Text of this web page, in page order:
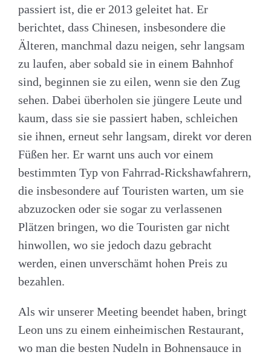
passiert ist, die er 2013 geleitet hat. Er
berichtet, dass Chinesen, insbesondere die
Älteren, manchmal dazu neigen, sehr langsam
zu laufen, aber sobald sie in einem Bahnhof
sind, beginnen sie zu eilen, wenn sie den Zug
sehen. Dabei überholen sie jüngere Leute und
kaum, dass sie sie passiert haben, schleichen
sie ihnen, erneut sehr langsam, direkt vor deren
Füßen her. Er warnt uns auch vor einem
bestimmten Typ von Fahrrad-Rickshawfahrern,
die insbesondere auf Touristen warten, um sie
abzuzocken oder sie sogar zu verlassenen
Plätzen bringen, wo die Touristen gar nicht
hinwollen, wo sie jedoch dazu gebracht
werden, einen unverschämt hohen Preis zu
bezahlen.
Als wir unserer Meeting beendet haben, bringt
Leon uns zu einem einheimischen Restaurant,
wo man die besten Nudeln in Bohnensauce in